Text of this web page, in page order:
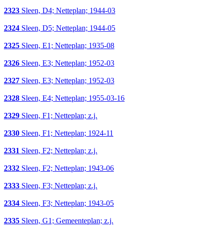
2323 Sleen, D4; Netteplan; 1944-03
2324 Sleen, D5; Netteplan; 1944-05
2325 Sleen, E1; Netteplan; 1935-08
2326 Sleen, E3; Netteplan; 1952-03
2327 Sleen, E3; Netteplan; 1952-03
2328 Sleen, E4; Netteplan; 1955-03-16
2329 Sleen, F1; Netteplan; z.j.
2330 Sleen, F1; Netteplan; 1924-11
2331 Sleen, F2; Netteplan; z.j.
2332 Sleen, F2; Netteplan; 1943-06
2333 Sleen, F3; Netteplan; z.j.
2334 Sleen, F3; Netteplan; 1943-05
2335 Sleen, G1; Gemeenteplan; z.j.